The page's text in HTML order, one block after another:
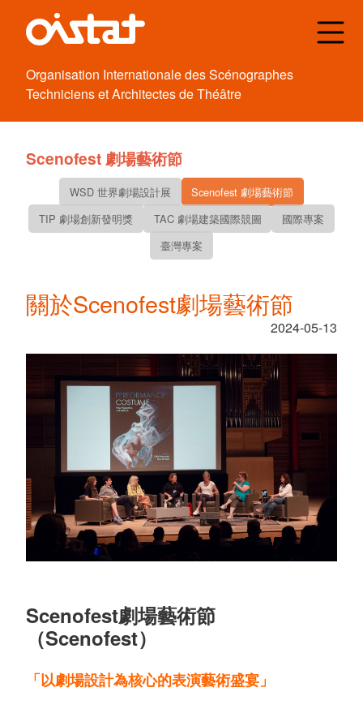
Organisation Internationale desScénographes
Techniciens etArchitectes deThéâtre
Scenofest 劇場藝術節
WSD 世界劇場設計展
Scenofest 劇場藝術節
TIP 劇場創新發明獎
TAC 劇場建築國際競圖
國際專案
臺灣專案
關於Scenofest劇場藝術節
2024-05-13
Scenofest劇場藝術節
（Scenofest）
「以劇場設計為核心的表演藝術盛宴」